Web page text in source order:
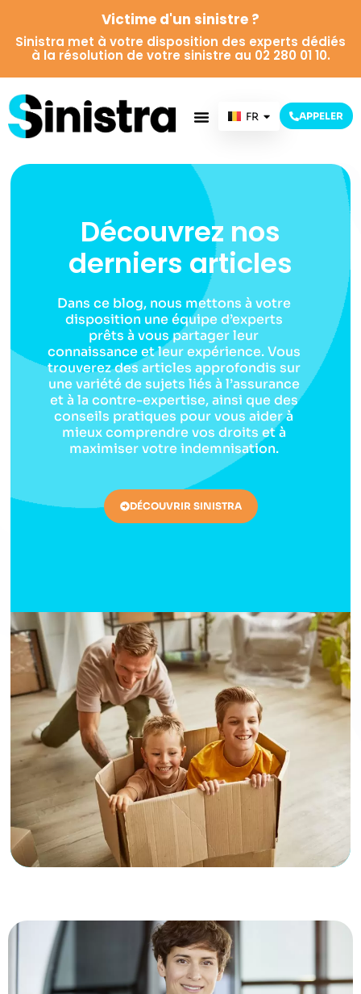
Victime d'un sinistre ?
Sinistra met à votre disposition des experts dédiés
à la résolution de votre sinistre au 02 280 01 10.
FR
NL APPELER
Découvrez nos
derniers articles
Dans ce blog, nous mettons à votre
disposition une équipe d’experts
prêts à vous partager leur
connaissance et leur expérience. Vous
trouverez des articles approfondis sur
une variété de sujets liés à l’assurance
et à la contre-expertise, ainsi que des
conseils pratiques pour vous aider à
mieux comprendre vos droits et à
maximiser votre indemnisation.
DÉCOUVRIR SINISTRA